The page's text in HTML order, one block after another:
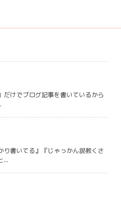
けでブログ記事を書いているから
り書いてる』『じゃっかん説教くさ
...